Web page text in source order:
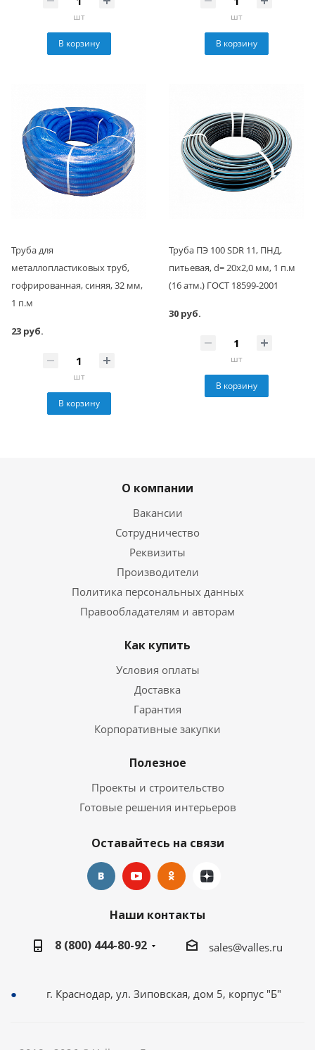
шт
В корзину
шт
В корзину
Труба для
металлопластиковых труб,
гофрированная, синяя, 32 мм,
1 п.м
23 руб.
шт
В корзину
Труба ПЭ 100 SDR 11, ПНД,
питьевая, d= 20х2,0 мм, 1 п.м
(16 атм.) ГОСТ 18599-2001
30 руб.
шт
В корзину
О компании
Вакансии
Сотрудничество
Реквизиты
Производители
Политика персональных данных
Правообладателям и авторам
Как купить
Условия оплаты
Доставка
Гарантия
Корпоративные закупки
Полезное
Проекты и строительство
Готовые решения интерьеров
Оставайтесь на связи
Наши контакты
8 (800) 444-80-92
sales@valles.ru
г. Краснодар, ул. Зиповская, дом 5, корпус "Б"